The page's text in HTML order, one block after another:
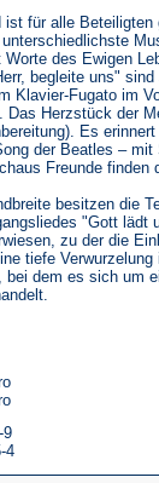
ist für alle Beteiligten
des Ewigen
begleite uns"
Klavier-Fugato im
Das Herzstück der
Es
der Beatles –
Freunde finden
besitzen die
"Gott lädt
zu der die
tiefe
bei dem es sich um
9
4